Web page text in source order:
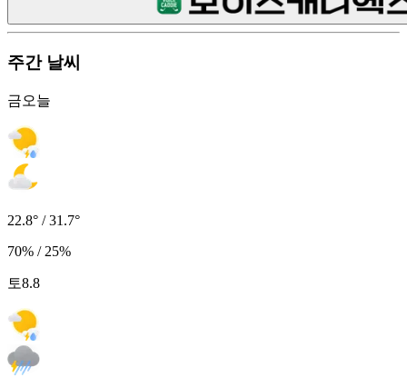
주간 날씨
금오늘
22.8° / 31.7°
70% / 25%
토8.8